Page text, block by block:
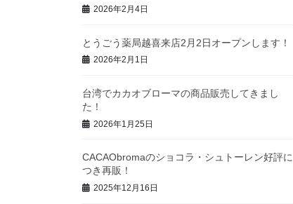
2026年2月4日
とうごう薬局越喜来店2月2日オープンします！
2026年2月1日
台湾でカカオブローマの商品販売してきまし
た！
2026年1月25日
CACAObromaのショコラ・シュトーレン好評に
つき再販！
2025年12月16日